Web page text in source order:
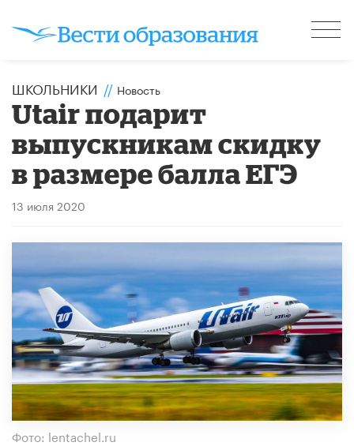
ШКОЛЬНИКИ // Новость
Utair подарит
выпускникам скидку
в размере балла ЕГЭ
13 июля 2020
Фото: lentachel.ru